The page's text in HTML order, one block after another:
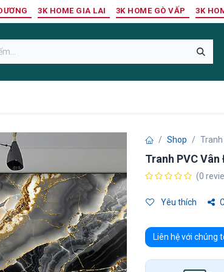
3K HOME GIA LAI 3K HOME GÒ VẤP 3K
Shop Tranh
Tranh PVC
(0
Yêu thích
Liên hệ với chúng